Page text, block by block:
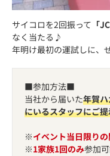
サイコロを2回振って 「
なく当たる♪
年明け最初の運試しに、
■参加方法■
当社から届いた年賀
にいるスタッフにご
※イベント当日限り
※1家族1回のみ参加可